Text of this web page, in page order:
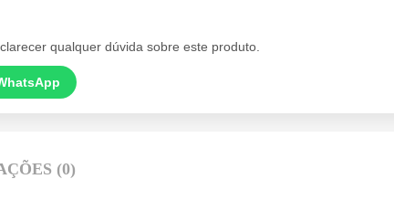
qualquer dúvida sobre este produto.
(0)